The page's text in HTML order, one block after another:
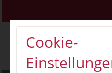
Cookie-